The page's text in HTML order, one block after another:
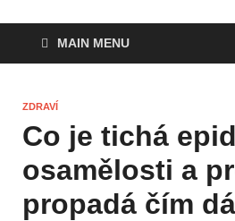
MAIN MENU
ZDRAVÍ
Co je tichá
osamělosti a
propadá čím